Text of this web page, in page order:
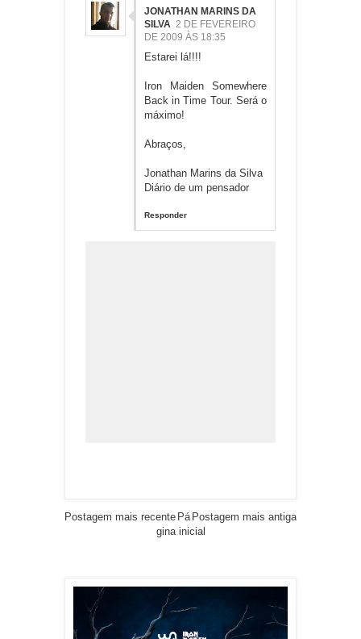
JONATHAN MARINS DA
SILVA 2 DE FEVEREIRO
DE 2009 ÀS 18:35
Estarei lá!!!!
Iron Maiden Somewhere
Back in Time Tour. Será o
máximo!
Abraços,
Jonathan Marins da Silva
Diário de um pensador
Responder
Postagem mais recente Postagem mais antiga
Pá
gina inicial